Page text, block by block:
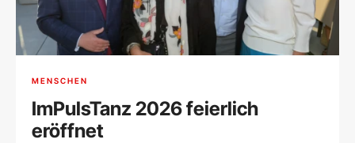
MENSCHEN
ImPulsTanz 2026 feierlich
eröffnet